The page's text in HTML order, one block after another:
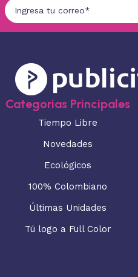
Categorias Principales
Tiempo Libre
Novedades
Ecológicos
100% Colombiano
Últimas Unidades
Tú logo a Full Color